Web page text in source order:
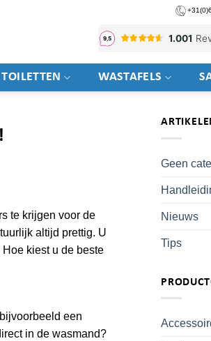
TOILETTEN WASTAFELS
te krijgen voor de
altijd prettig. U
kiest u de beste
een
in de wasmand?
Geen
Nieuws
Tips